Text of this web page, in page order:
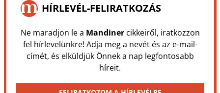
HÍRLEVÉL-FELIRATKOZÁS
Ne maradjon le a Mandinercikkeiről, iratkozzon
fel hírlevelünkre! Adja meg a nevét és az e-mail-
címét, és elküldjük Önnek a nap legfontosabb
híreit.